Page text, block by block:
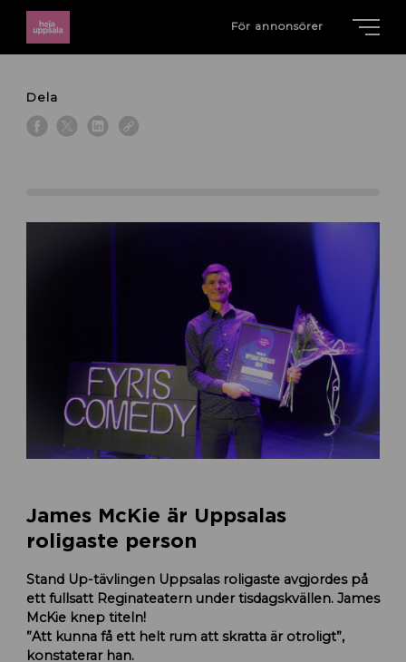
För annonsörer
Dela
James McKie är Uppsalas
roligaste person
Stand Up-tävlingen Uppsalas roligaste avgjordes på
ett fullsatt Reginateatern under tisdagskvällen. James
McKie knep titeln!
”Att kunna få ett helt rum att skratta är otroligt”,
konstaterar han.